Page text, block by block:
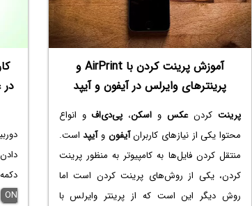
آموزش پرینت کردن با AirPrint و
پرینترهای وایرلس در آیفون و آیپد
پرینت کردنعکسو اسکن، پی‌دی‌افو انواع
محتوا یکی از نیازهای کاربرانآیفون وآیپداست.
منتقل کردن فایل‌ها به کامپیوتر به منظور پرینت
کردن، یکی از روش‌های پرینت کردن است اما
روش دیگر این است که از پرینتر وایرلس با
ON